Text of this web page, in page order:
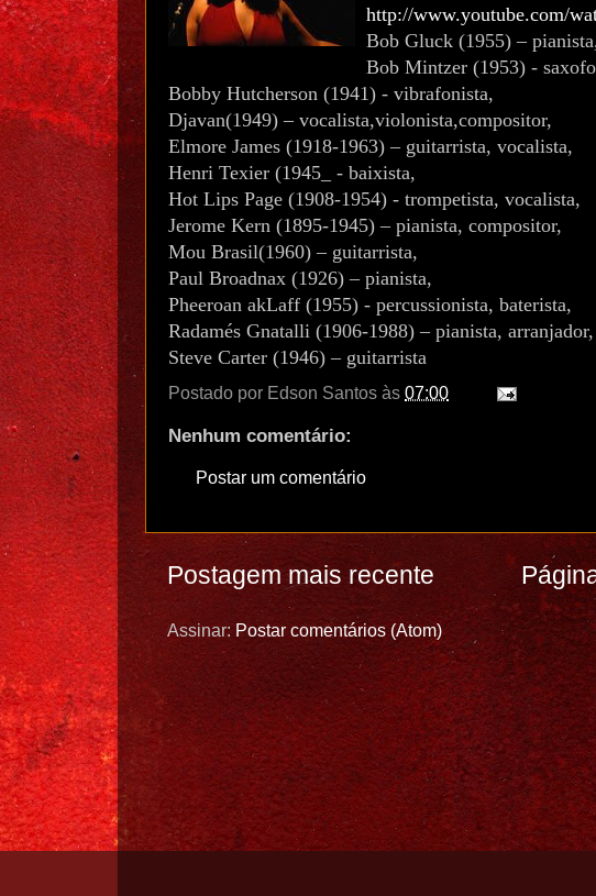
http://www.youtube.com/
Bob Gluck (1955) – pianista,
Bob Mintzer (1953) -
Bobby Hutcherson (1941) - vibrafonista,
Djavan(1949) – vocalista,violonista,compositor,
Elmore James (1918-1963) – guitarrista, vocalista,
Henri Texier (1945_ - baixista,
Hot Lips Page (1908-1954) - trompetista, vocalista,
Jerome Kern (1895-1945) – pianista, compositor,
Mou Brasil(1960) – guitarrista,
Paul Broadnax (1926) – pianista,
Pheeroan akLaff (1955) - percussionista, baterista,
Radamés Gnatalli (1906-1988) – pianista, arranjador,
Steve Carter (1946) – guitarrista
Postado por Edson Santos às 07:00
Nenhum comentário:
Postar um comentário
Postagem mais recente
Assinar: Postar comentários (Atom)